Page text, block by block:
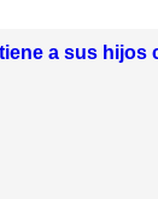
a sus